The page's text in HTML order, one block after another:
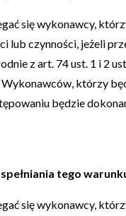
się wykonawcy,
lub czynności, jeżeli
z art. 74 ust. 1 i 2
Wykonawców, którzy
będzie
tego
się wykonawcy,